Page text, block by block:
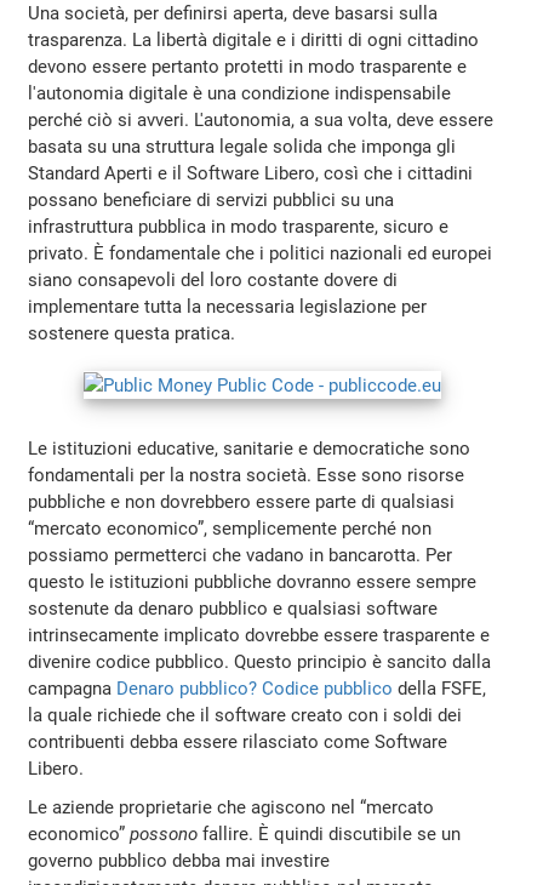
Una società, per definirsi aperta, deve basarsi sulla
trasparenza. La libertà digitale e i diritti di ogni cittadino
devono essere pertanto protetti in modo trasparente e
l'autonomia digitale è una condizione indispensabile
perché ciò si avveri. L'autonomia, a sua volta, deve essere
basata su una struttura legale solida che imponga gli
Standard Aperti e il Software Libero, così che i cittadini
possano beneficiare di servizi pubblici su una
infrastruttura pubblica in modo trasparente, sicuro e
privato. È fondamentale che i politici nazionali ed europei
siano consapevoli del loro costante dovere di
implementare tutta la necessaria legislazione per
sostenere questa pratica.
Le istituzioni educative, sanitarie e democratiche sono
fondamentali per la nostra società. Esse sono risorse
pubbliche e non dovrebbero essere parte di qualsiasi
“mercato economico”, semplicemente perché non
possiamo permetterci che vadano in bancarotta. Per
questo le istituzioni pubbliche dovranno essere sempre
sostenute da denaro pubblico e qualsiasi software
intrinsecamente implicato dovrebbe essere trasparente e
divenire codice pubblico. Questo principio è sancito dalla
campagna Denaro pubblico? Codice pubblico della FSFE,
la quale richiede che il software creato con i soldi dei
contribuenti debba essere rilasciato come Software
Libero.
Le aziende proprietarie che agiscono nel “mercato
economico”possono fallire. È quindi discutibile se un
governo pubblico debba mai investire